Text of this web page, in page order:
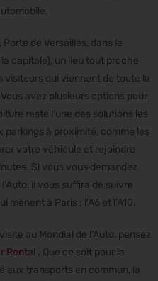
de Versailles, dans le
capitale), un lieu tout proche
qui viennent de toute la
avez plusieurs options pour
reste l’une des solutions les
à proximité, comme les
votre véhicule et rejoindre
Si vous vous demandez
il vous suffira de suivre
à Paris : l’A6 et l’A10.
au Mondial de l’Auto, pensez
Rental . Que ce soit pour la
aux transports en commun, la